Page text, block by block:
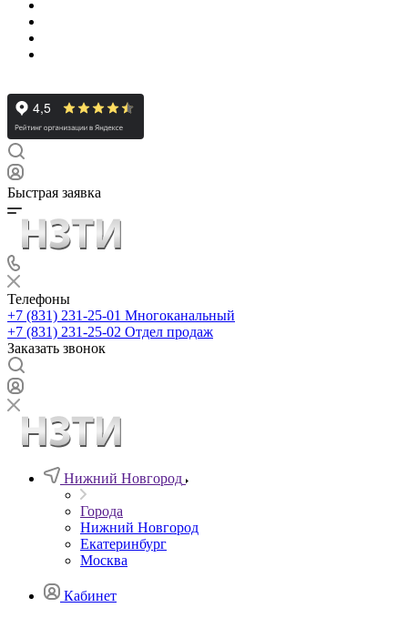
Быстрая заявка
Телефоны
+7 (831) 231-25-01 Многоканальный
+7 (831) 231-25-02 Отдел продаж
Заказать звонок
Нижний Новгород
Города
Нижний Новгород
Екатеринбург
Москва
Кабинет